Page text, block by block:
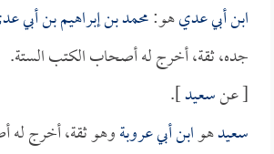
ابن أبي عديهو:محمد بن إبراهيم بن أبي
جده، ثقة، أخرج له أصحاب الكتب الستة.
[ عنسعيد].
سعيدهوابن أبي عروبةوهو ثقة، أخرج